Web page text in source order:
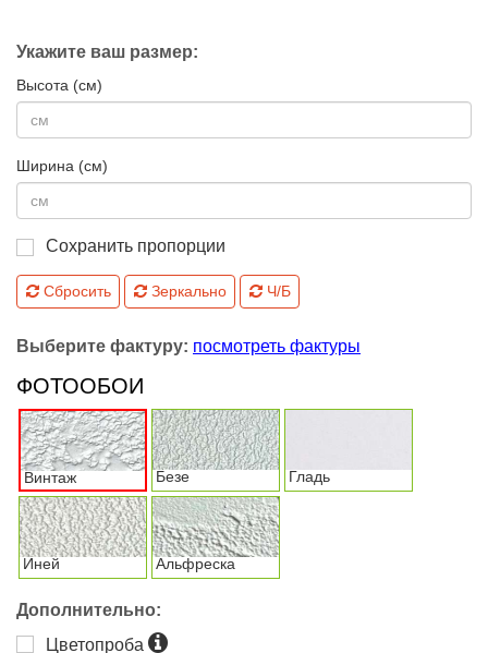
Укажите ваш размер:
Высота (см)
Ширина (см)
Сохранить пропорции
Сбросить Зеркально Ч/Б
Выберите фактуру: посмотреть фактуры
ФОТООБОИ
Винтаж Безе Гладь
Иней Альфреска
Дополнительно:
Цветопроба